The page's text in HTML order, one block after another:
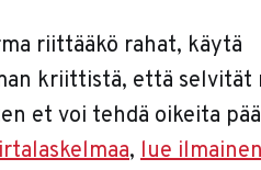
riittääkö rahat, käytä
kriittistä, että selvität
et voi tehdä oikeita
, lue